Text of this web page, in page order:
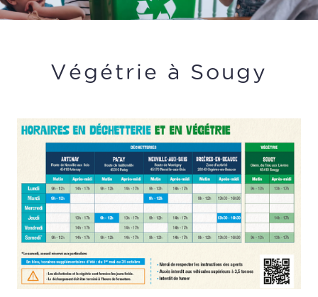
Végétrie à Sougy